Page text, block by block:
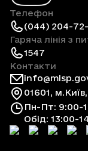
Телефон
(044) 204-
Гаряча лінія з
1547
Контакти
01601,
Пн-Пт: 9:00-
Обід: 13:00-